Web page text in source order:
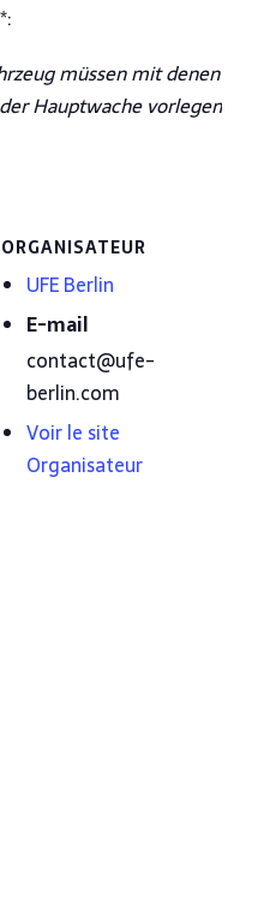
müssen mit denen
Hauptwache vorlegen
ORGANISATEUR
UFE Berlin
E-mail
contact@ufe-
berlin.com
Voir le site
Organisateur